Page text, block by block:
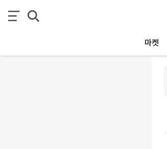
마켓